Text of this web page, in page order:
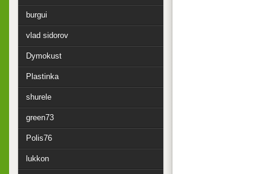
burgui
vlad sidorov
Dymokust
Plastinka
shurele
green73
Polis76
lukkon